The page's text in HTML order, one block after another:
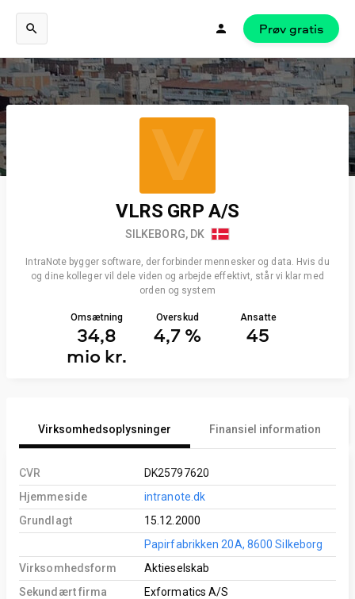
Prøv gratis
V
VLRS GRP A/S
SILKEBORG, DK
IntraNote bygger software, der forbinder mennesker og data. Hvis du
og dine kolleger vil dele viden og arbejde effektivt, står vi klar med
orden og system
Omsætning
34,8
mio kr.
Overskud
4,7 %
Ansatte
45
Virksomhedsoplysninger Finansiel information
CVR
DK25797620
Hjemmeside
intranote.dk
Grundlagt
15.12.2000
Papirfabrikken 20A, 8600 Silkeborg
Virksomhedsform
Aktieselskab
Sekundært firma
Exformatics A/S